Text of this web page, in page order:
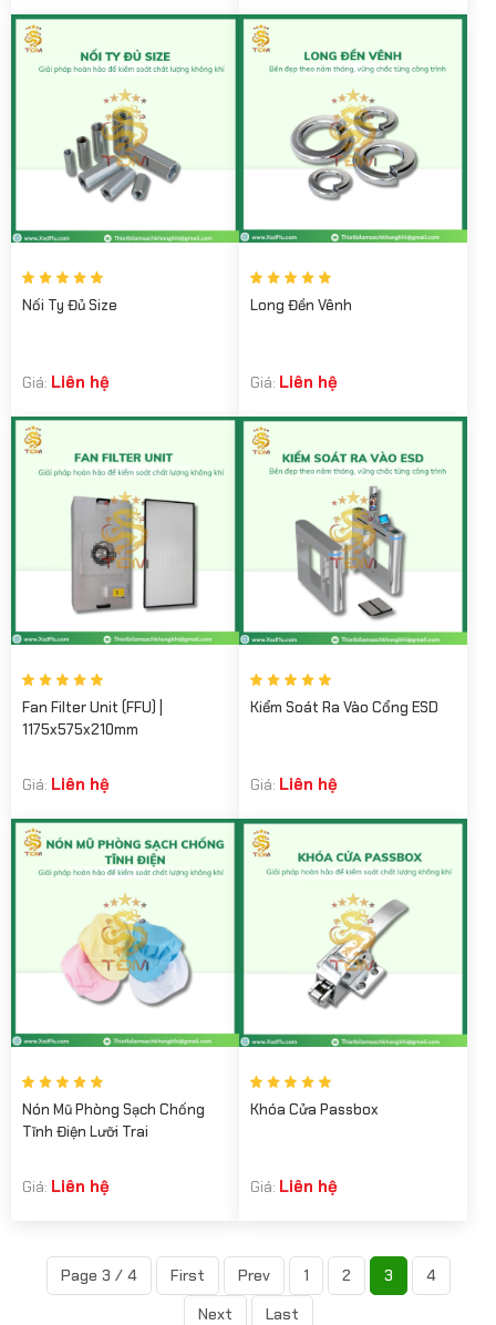
Nối Ty Đủ Size
Giá: Liên hệ
Long Đền Vênh
Giá: Liên hệ
Fan Filter Unit (FFU) |
1175x575x210mm
Giá: Liên hệ
Kiểm Soát Ra Vào Cổng ESD
Giá: Liên hệ
Nón Mũ Phòng Sạch Chống
Tĩnh Điện Lưỡi Trai
Giá: Liên hệ
Khóa Cửa Passbox
Giá: Liên hệ
Page 3 / 4 First Prev 1 2 3
4
Next
Last